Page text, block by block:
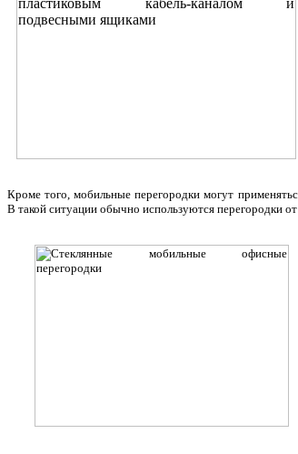
Кроме того, мобильные перегородки могут
В такой ситуации обычно используются перегородки